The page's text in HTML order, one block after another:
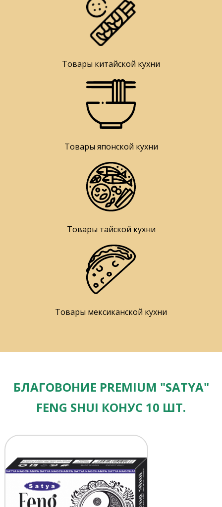
Товары китайской кухни
Товары японской кухни
Товары тайской кухни
Товары мексиканской кухни
БЛАГОВОНИЕ PREMIUM "SATYA"
FENG SHUI КОНУС 10 ШТ.